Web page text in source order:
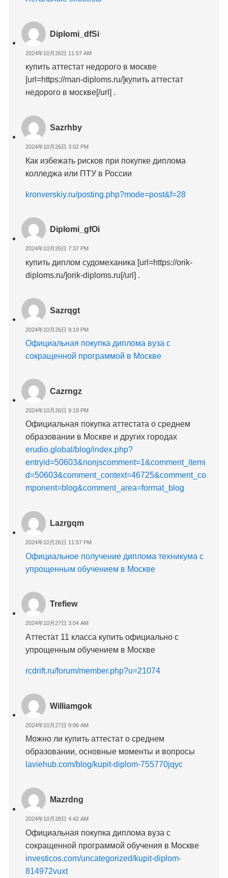
Diplomi_dfSi
2024年10月26日 11:57 AM
купить аттестат недорого в москве
[url=https://man-diploms.ru/]купить аттестат
недорого в москве[/url] .
Sazrhby
2024年10月26日 3:02 PM
Как избежать рисков при покупке диплома
колледжа или ПТУ в России
kronverskiy.ru/posting.php?mode=post&f=28
Diplomi_gfOi
2024年10月26日 7:37 PM
купить диплом судомеханика [url=https://orik-
diploms.ru/]orik-diploms.ru[/url] .
Sazrqgt
2024年10月26日 9:19 PM
Официальная покупка диплома вуза с
сокращенной программой в Москве
Cazrngz
2024年10月26日 9:19 PM
Официальная покупка аттестата о среднем
образовании в Москве и других городах
erudio.global/blog/index.php?
entryid=50603&nonjscomment=1&comment_itemi
d=50603&comment_context=46725&comment_co
mponent=blog&comment_area=format_blog
Lazrgqm
2024年10月26日 11:57 PM
Официальное получение диплома техникума с
упрощенным обучением в Москве
Trefiew
2024年10月27日 3:04 AM
Аттестат 11 класса купить официально с
упрощенным обучением в Москве
rcdrift.ru/forum/member.php?u=21074
Williamgok
2024年10月27日 9:06 AM
Можно ли купить аттестат о среднем
образовании, основные моменты и вопросы
laviehub.com/blog/kupit-diplom-755770jqyc
Mazrdng
2024年10月28日 4:42 AM
Официальная покупка диплома вуза с
сокращенной программой обучения в Москве
investicos.com/uncategorized/kupit-diplom-
814972vuxt